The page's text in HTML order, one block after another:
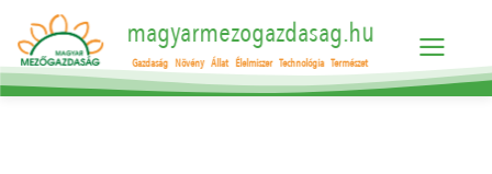
magyarmezogazdasag.hu
Gazdaság Növény Állat Élelmiszer Technológia Természet